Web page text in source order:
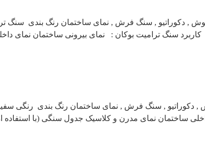
, دکوراتیو , سنگ فرش , نمای ساختمان رنگ بندی سنگ
سنگ ترامیت بوکان : نمای بیرونی ساختمان نمای
دکوراتیو , سنگ فرش , نمای ساختمان رنگ بندی رنگی
ساختمان نمای مدرن و کلاسیک جدول سنگی (با استفاده